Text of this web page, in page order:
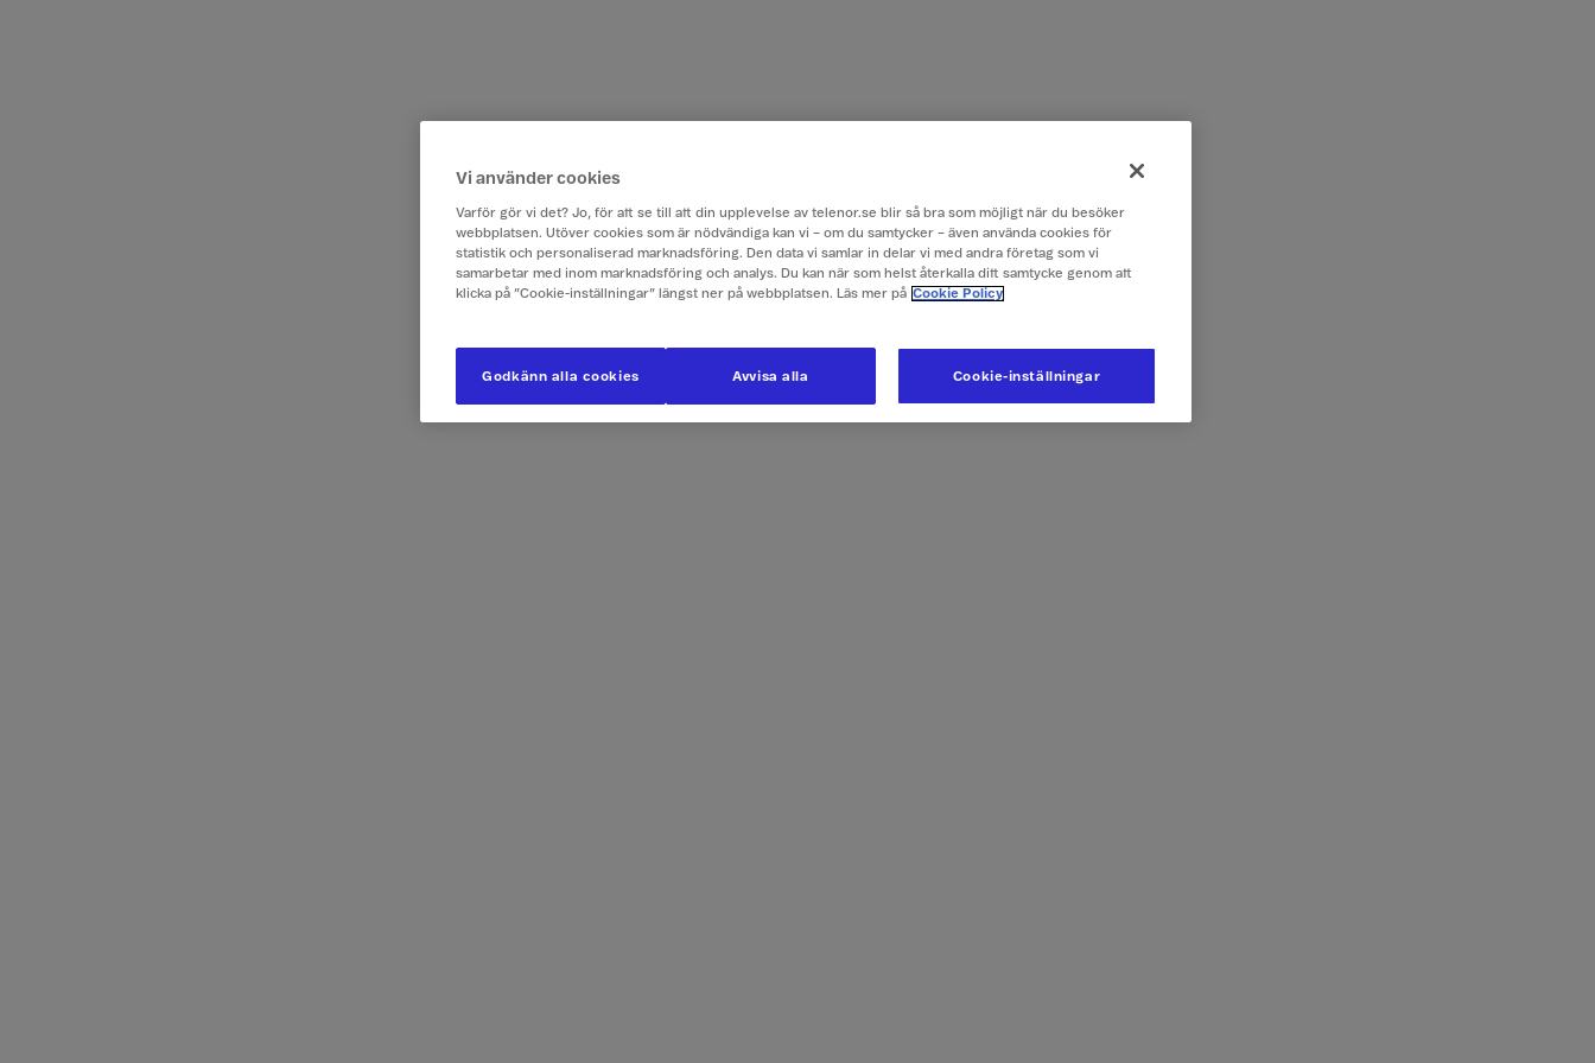
Vi använder cookies
Varför gör vi det? Jo, för att se till att din upplevelse av telenor.se blir så bra som möjligt när du besöker
webbplatsen. Utöver cookies som är nödvändiga kan vi – om du samtycker – även använda cookies för
statistik och personaliserad marknadsföring. Den data vi samlar in delar vi med andra företag som vi
samarbetar med inom marknadsföring och analys. Du kan när som helst återkalla ditt samtycke genom att
klicka på ”Cookie-inställningar” längst ner på webbplatsen. Läs mer på Cookie Policy
Cookie-inställningar
Avvisa alla
Godkänn alla cookies